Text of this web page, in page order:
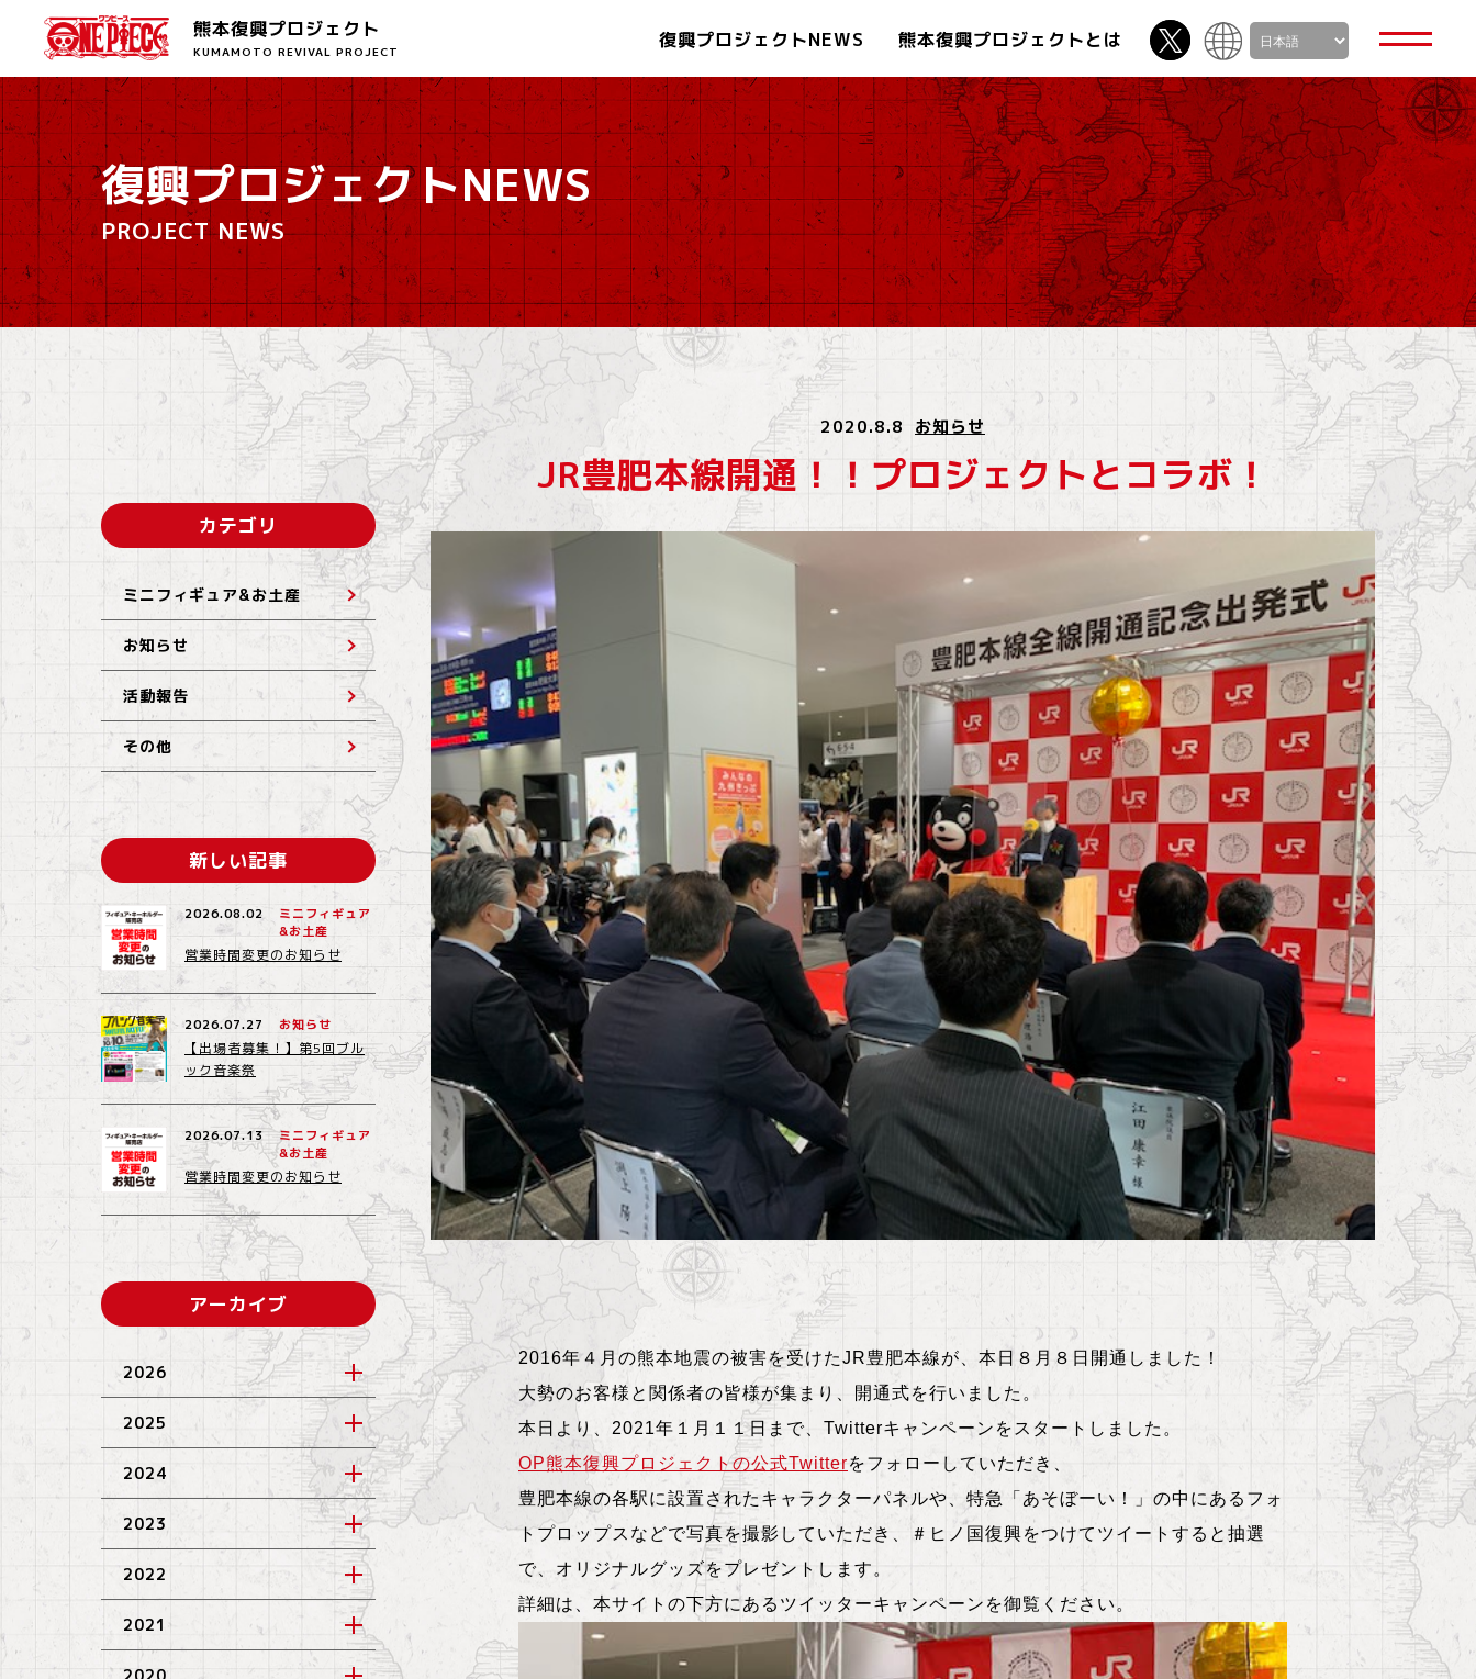
熊本復興プロジェクト
KUMAMOTO REVIVAL PROJECT 復興プロジェクトNEWS 熊本復興プロジェクトとは
復興プロジェクトNEWS
PROJECT NEWS
2020.8.8 お知らせ
JR豊肥本線開通！！プロジェクトとコラボ！
2016年４月の熊本地震の被害を受けたJR豊肥本線が、本日８月８日開通しました！
大勢のお客様と関係者の皆様が集まり、開通式を行いました。
本日より、2021年１月１１日まで、Twitterキャンペーンをスタートしました。
OP熊本復興プロジェクトの公式Twitterをフォローしていただき、
豊肥本線の各駅に設置されたキャラクターパネルや、特急「あそぼーい！」の中にあるフォ
トプロップスなどで写真を撮影していただき、＃ヒノ国復興をつけてツイートすると抽選
で、オリジナルグッズをプレゼントします。
詳細は、本サイトの下方にあるツイッターキャンペーンを御覧ください。
カテゴリ
ミニフィギュア&お土産
お知らせ
活動報告
その他
新しい記事
2026.08.02
ミニフィギュア
&お土産
営業時間変更のお知らせ
2026.07.27 お知らせ
【出場者募集！】第5回ブル
ック音楽祭
2026.07.13
ミニフィギュア
&お土産
営業時間変更のお知らせ
アーカイブ
2026
2025
2024
2023
2022
2021